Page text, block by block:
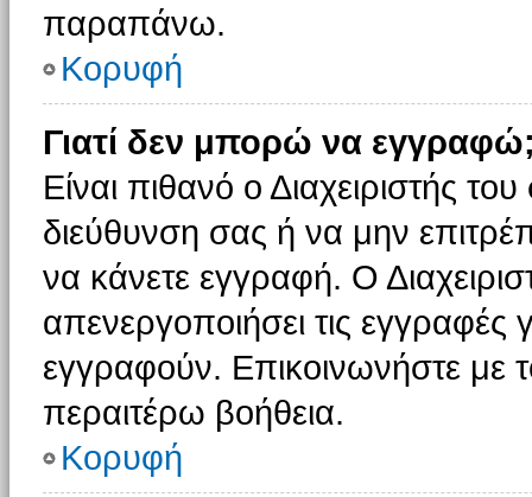
παραπάνω.
Κορυφή
Γιατί δεν μπορώ να
Είναι πιθανό ο Διαχειριστής
διεύθυνση σας ή να μην
να κάνετε εγγραφή. Ο
απενεργοποιήσει τις εγγραφές
εγγραφούν. Επικοινωνήστε με
περαιτέρω βοήθεια.
Κορυφή